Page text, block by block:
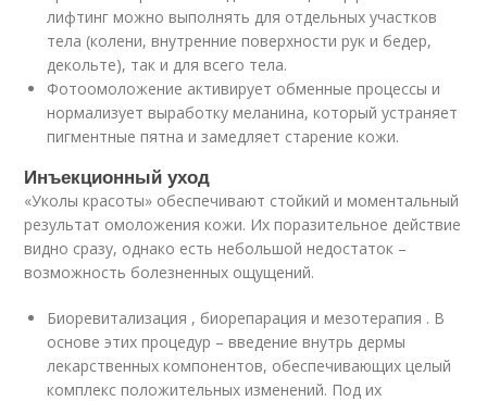
лифтинг можно выполнять для отдельных участков
тела (колени, внутренние поверхности рук и бедер,
декольте), так и для всего тела.
Фотоомоложение активирует обменные процессы и
нормализует выработку меланина, который устраняет
пигментные пятна и замедляет старение кожи.
Инъекционный уход
«Уколы красоты» обеспечивают стойкий и моментальный
результат омоложения кожи. Их поразительное действие
видно сразу, однако есть небольшой недостаток –
возможность болезненных ощущений.
Биоревитализация , биорепарация и мезотерапия . В
основе этих процедур – введение внутрь дермы
лекарственных компонентов, обеспечивающих целый
комплекс положительных изменений. Под их